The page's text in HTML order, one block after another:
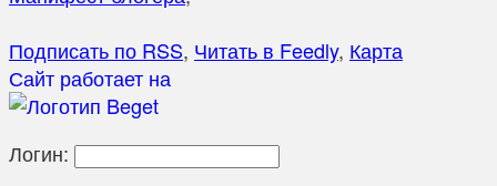
Подписать по RSS, Читать в Feedly, Карта
Сайт работает на
Логин: